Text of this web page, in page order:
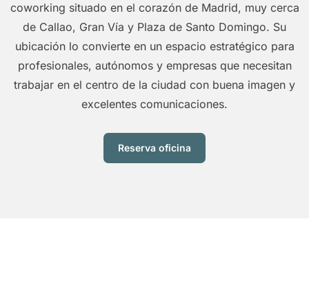
coworking situado en el corazón de Madrid, muy cerca
de Callao, Gran Vía y Plaza de Santo Domingo. Su
ubicación lo convierte en un espacio estratégico para
profesionales, autónomos y empresas que necesitan
trabajar en el centro de la ciudad con buena imagen y
excelentes comunicaciones.
Reserva oficina